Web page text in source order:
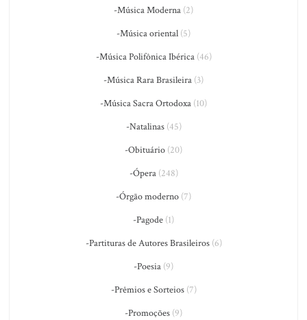
-Música Moderna (2)
-Música oriental (5)
-Música Polifônica Ibérica(46)
-Música Rara Brasileira (3)
-Música Sacra Ortodoxa (10)
-Natalinas(45)
-Obituário (20)
-Ópera(248)
-Órgão moderno (7)
-Pagode (1)
-Partituras de Autores Brasileiros(6)
-Poesia (9)
-Prêmios e Sorteios(7)
-Promoções (9)